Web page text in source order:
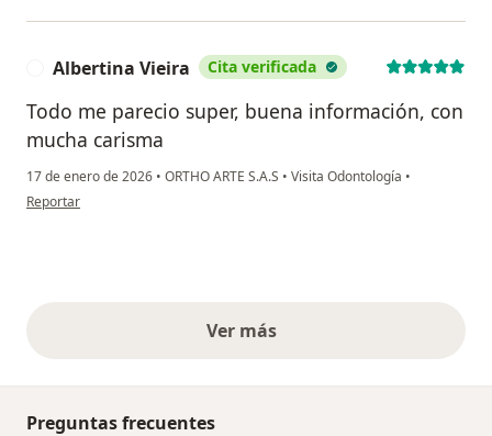
Albertina Vieira Cita verificada
Todo me parecio super, buena información, con
mucha carisma
17 de enero de 2026 • ORTHO ARTE S.A.S • Visita Odontología •
en opinión del usuario Albertina Vieira
Reportar
Ver másopiniones anteriores
Preguntas frecuentes